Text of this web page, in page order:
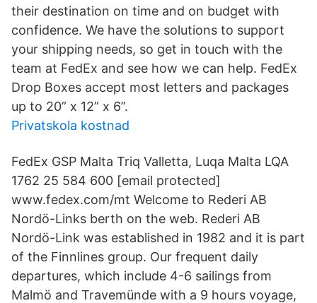
their destination on time and on budget with
confidence. We have the solutions to support
your shipping needs, so get in touch with the
team at FedEx and see how we can help. FedEx
Drop Boxes accept most letters and packages
up to 20” x 12” x 6”.
Privatskola kostnad
FedEx GSP Malta Triq Valletta, Luqa Malta LQA
1762 25 584 600 [email protected]
www.fedex.com/mt Welcome to Rederi AB
Nordö-Links berth on the web. Rederi AB
Nordö-Link was established in 1982 and it is part
of the Finnlines group. Our frequent daily
departures, which include 4-6 sailings from
Malmö and Travemünde with a 9 hours voyage,